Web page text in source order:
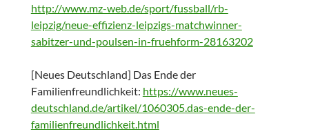
http://www.mz-web.de/sport/fussball/rb-
leipzig/neue-effizienz-leipzigs-matchwinner-
sabitzer-und-poulsen-in-fruehform-28163202
[Neues Deutschland] Das Ende der
Familienfreundlichkeit: https://www.neues-
deutschland.de/artikel/1060305.das-ende-der-
familienfreundlichkeit.html